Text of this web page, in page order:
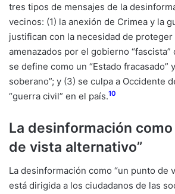
tres tipos de mensajes de la
vecinos: (1) la anexión de Crimea y la
justifican con la necesidad de proteger
amenazados por el gobierno “fascista”
se define como un “Estado fracasado”
soberano”; y (3) se culpa a Occidente
“guerra civil” en el país.10
La desinformación como
de vista alternativo”
La desinformación como “un punto de
está dirigida a los ciudadanos de las